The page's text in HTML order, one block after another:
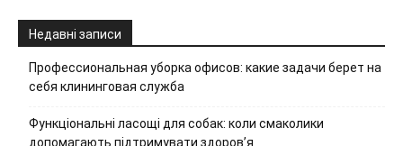
Недавні записи
Профессиональная уборка офисов: какие задачи берет на
себя клининговая служба
Функціональні ласощі для собак: коли смаколики
допомагають підтримувати здоров’я